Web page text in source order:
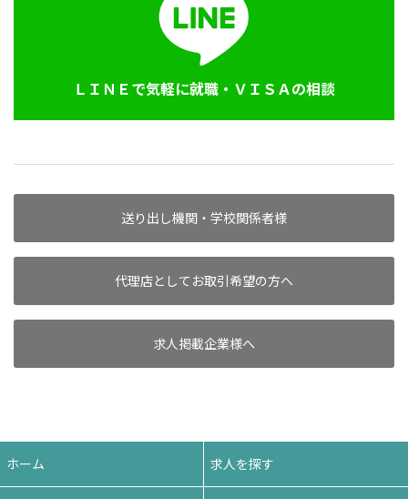
ＬＩＮＥで気軽に就職・ＶＩＳＡの相談
送り出し機関・学校関係者様
代理店としてお取引希望の方へ
求人掲載企業様へ
ホーム 求人を探す